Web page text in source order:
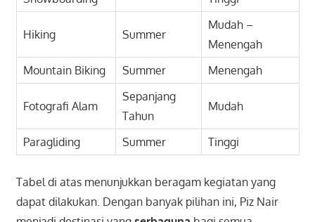
Hiking Summer
Mudah –
Menengah
Mountain Biking
Summer Menengah
Fotografi Alam
Sepanjang
Tahun
Mudah
Paragliding Summer Tinggi
Tabel di atas menunjukkan beragam kegiatan yang
dapat dilakukan. Dengan banyak pilihan ini, Piz Nair